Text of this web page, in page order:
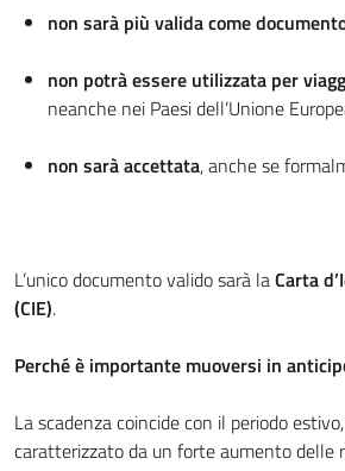
non sarà più valida come
non potrà essere utilizzata per
neanche nei Paesi dell’Unione
non sarà accettata, anche se
L’unico documento valido sarà laCarta
(CIE).
Perché è importante muoversi in
La scadenza coincide con il periodo
caratterizzato da un forte aumento delle